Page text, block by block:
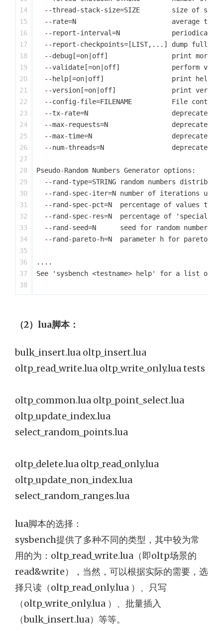
14
15
16
17
18
19
20
21
22
23
24
25
26
27
28
29
30
31
32
33
34
35
36
37
--thread-stack-size=SIZE        size of
--rate=N                        average
--report-interval=N
--report-checkpoints=[LIST,...] dump full
--debug[=on|off]                print more
--validate[=on|off]             perform
--help[=on|off]                 print help
--version[=on|off]              print
--config-file=FILENAME          File
--tx-rate=N                     deprecated
--max-requests=N                deprecated
--max-time=N                    deprecated
--num-threads=N                 deprecated
Pseudo-Random Numbers Generator options:
--rand-type=STRING random numbers
--rand-spec-iter=N number of iterations
--rand-spec-pct=N  percentage of values to
--rand-spec-res=N  percentage of 'special'
--rand-seed=N      seed for random number
--rand-pareto-h=N  parameter h for pareto
....
See 'sysbench <testname> help' for a list of
（2）lua脚本：
bulk_insert.lua oltp_insert.lua
oltp_read_write.lua oltp_write_only.lua tests
oltp_common.lua oltp_point_select.lua
oltp_update_index.lua
select_random_points.lua
oltp_delete.lua oltp_read_only.lua
oltp_update_non_index.lua
select_random_ranges.lua
lua脚本的选择：
sysbench提供了多种不同的类型，其中较为常
用的为：oltp_read_write.lua（即oltp场景的
read&write），当然，可以根据实际的需要，选
择只读（oltp_read_only.lua ）、只写
（oltp_write_only.lua ）、批量插入
（bulk_insert.lua）等等。